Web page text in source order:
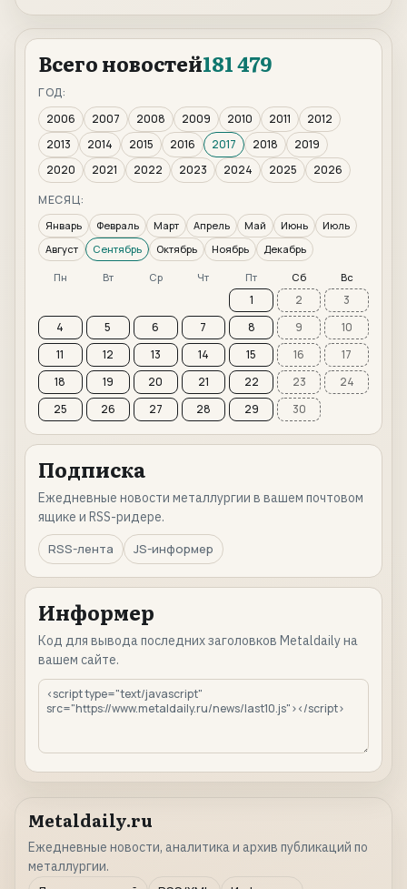
Всего новостей181 479
ГОД:
2006
2007 2008 2009 2010 2011
2012
2013
2014 2015 2016 2017 2018
2019
2020
2021 2022 2023 2024 2025
2026
МЕСЯЦ:
Январь Февраль Март Апрель Май Июнь
Июль
Август
Сентябрь Октябрь Ноябрь Декабрь
Пн Вт Ср Чт Пт Сб Вс
1 2
3
4
5 6 7 8 9
10
11
12 13 14 15 16
17
18
19 20 21 22 23
24
25
26 27 28 29 30
Подписка
Ежедневные новости металлургии в вашем почтовом
ящике и RSS-ридере.
RSS-лента
JS-информер
Информер
Код для вывода последних заголовков Metaldaily на
вашем сайте.
Metaldaily.ru
Ежедневные новости, аналитика и архив публикаций по
металлургии.